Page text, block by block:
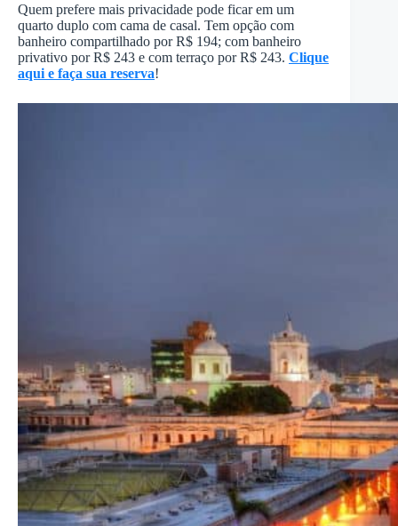
Quem prefere mais privacidade pode ficar em um
quarto duplo com cama de casal. Tem opção com
banheiro compartilhado por R$ 194; com banheiro
privativo por R$ 243 e com terraço por R$ 243. Clique
aqui e faça sua reserva!